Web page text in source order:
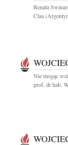
Renata
Claa
Nie mogąc
prof. dr hab.